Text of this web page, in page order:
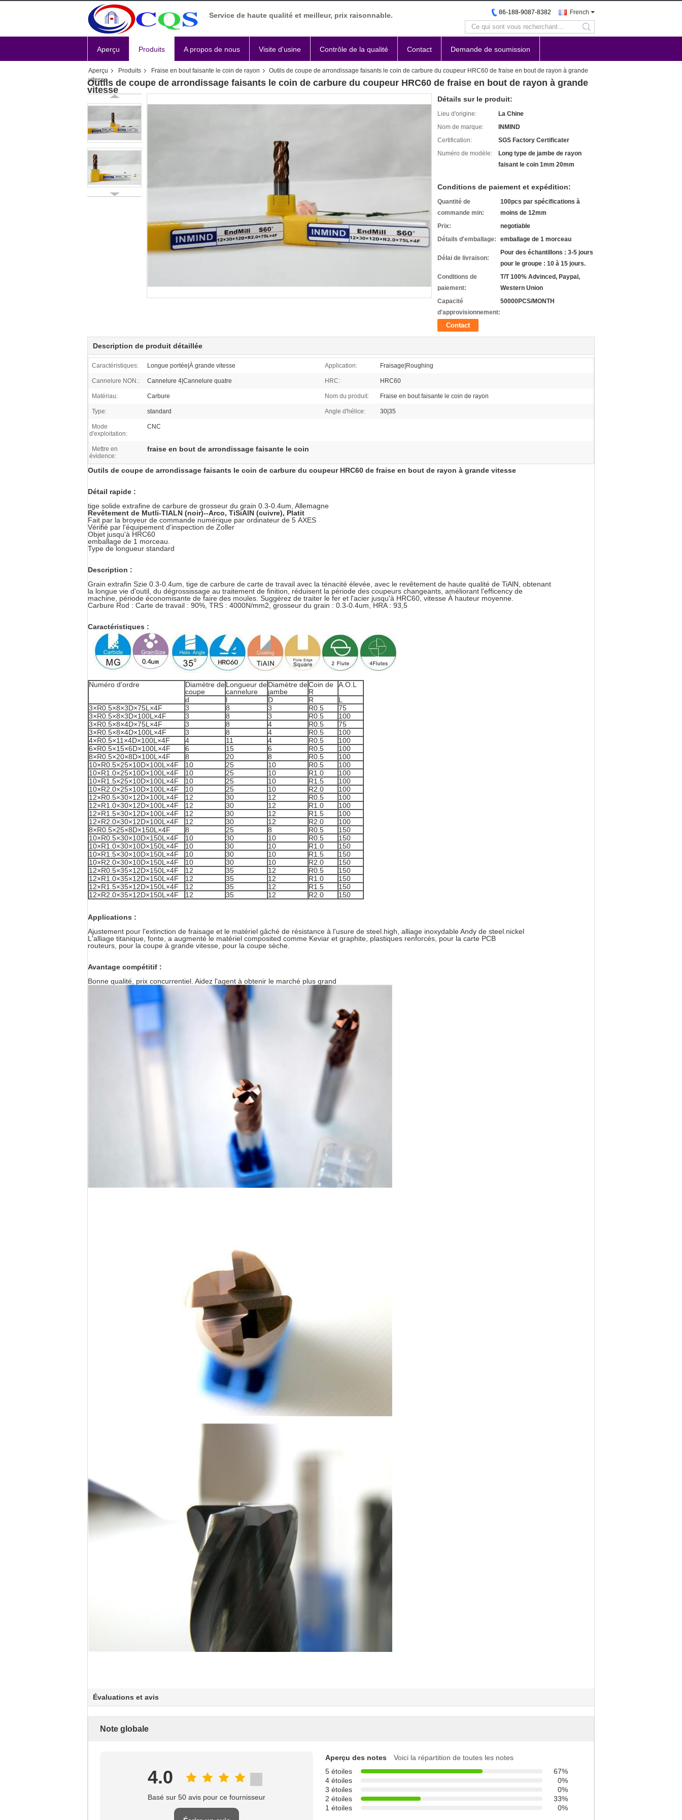
Service de haute qualité et meilleur, prix raisonnable. French
86-188-9087-8382
search
Aperçu Produits A propos de nous Visite d'usine Contrôle de la qualité Contact Demande de soumission
Aperçu Produits Fraise en bout faisante le coin de rayon
Outils de coupe de arrondissage faisants le coin de carbure du coupeur HRC60 de fraise en bout de rayon à grande
vitesse
Outils de coupe de arrondissage faisants le coin de carbure du coupeur HRC60 de fraise en bout de rayon à grande
vitesse
Détails sur le produit:
Lieu d'origine:
La Chine
Nom de marque:
INMIND
Certification:
SGS Factory Certificater
Numéro de modèle:
Long type de jambe de rayon
faisant le coin 1mm 20mm
Conditions de paiement et expédition:
Quantité de
commande min:
100pcs par spécifications à
moins de 12mm
Prix:
negotiable
Détails d'emballage:
emballage de 1 morceau
Délai de livraison:
Pour des échantillons : 3-5 jours
pour le groupe : 10 à 15 jours.
Conditions de
paiement:
T/T 100% Advinced, Paypal,
Western Union
Capacité
d'approvisionnement:
50000PCS/MONTH
Contact
Description de produit détaillée
Caractéristiques: Longue portée|À grande vitesse Application: Fraisage|Roughing
Cannelure NON.: Cannelure 4|Cannelure quatre HRC: HRC60
Matériau: Carbure Nom du produit: Fraise en bout faisante le coin de rayon
Type: standard Angle d'hélice: 30|35
Mode
d'exploitation:
CNC
Mettre en
évidence:
fraise en bout de arrondissage faisante le coin
Outils de coupe de arrondissage faisants le coin de carbure du coupeur HRC60 de fraise en bout de rayon à grande vitesse
Détail rapide :
tige solide extrafine de carbure de grosseur du grain 0.3-0.4um, Allemagne
Revêtement de Mutli-TIALN (noir)--Arco, TiSiAlN (cuivre), Platit
Fait par la broyeur de commande numérique par ordinateur de 5 AXES
Vérifié par l'équipement d'inspection de Zoller
Objet jusqu'à HRC60
emballage de 1 morceau.
Type de longueur standard
Description :
Grain extrafin Szie 0.3-0.4um, tige de carbure de carte de travail avec la ténacité élevée, avec le revêtement de haute qualité de TiAlN, obtenant
la longue vie d'outil, du dégrossissage au traitement de finition, réduisent la période des coupeurs changeants, améliorant l'efficency de
machine, période économisante de faire des moules. Suggérez de traiter le fer et l'acier jusqu'à HRC60, vitesse À hauteur moyenne.
Carbure Rod : Carte de travail : 90%, TRS : 4000N/mm2, grosseur du grain : 0.3-0.4um, HRA : 93,5
Caractéristiques :
Numéro d'ordre
Diamètre de
coupe
Longueur de
cannelure
Diamètre de
jambe
Coin de
R
A.O.L
d
l D R
L
3×R0.5×8×3D×75L×4F
3 8 3 R0.5
75
3×R0.5×8×3D×100L×4F
3 8 3 R0.5
100
3×R0.5×8×4D×75L×4F
3 8 4 R0.5
75
3×R0.5×8×4D×100L×4F
3 8 4 R0.5
100
4×R0.5×11×4D×100L×4F
4 11 4 R0.5
100
6×R0.5×15×6D×100L×4F
6 15 6 R0.5
100
8×R0.5×20×8D×100L×4F
8 20 8 R0.5
100
10×R0.5×25×10D×100L×4F
10 25 10 R0.5
100
10×R1.0×25×10D×100L×4F
10 25 10 R1.0
100
10×R1.5×25×10D×100L×4F
10 25 10 R1.5
100
10×R2.0×25×10D×100L×4F
10 25 10 R2.0
100
12×R0.5×30×12D×100L×4F
12 30 12 R0.5
100
12×R1.0×30×12D×100L×4F
12 30 12 R1.0
100
12×R1.5×30×12D×100L×4F
12 30 12 R1.5
100
12×R2.0×30×12D×100L×4F
12 30 12 R2.0
100
8×R0.5×25×8D×150L×4F
8 25 8 R0.5
150
10×R0.5×30×10D×150L×4F
10 30 10 R0.5
150
10×R1.0×30×10D×150L×4F
10 30 10 R1.0
150
10×R1.5×30×10D×150L×4F
10 30 10 R1.5
150
10×R2.0×30×10D×150L×4F
10 30 10 R2.0
150
12×R0.5×35×12D×150L×4F
12 35 12 R0.5
150
12×R1.0×35×12D×150L×4F
12 35 12 R1.0
150
12×R1.5×35×12D×150L×4F
12 35 12 R1.5
150
12×R2.0×35×12D×150L×4F
12 35 12 R2.0 150
Applications :
Ajustement pour l'extinction de fraisage et le matériel gâché de résistance à l'usure de steel.high, alliage inoxydable Andy de steel.nickel
L'alliage titanique, fonte, a augmenté le matériel composited comme Keviar et graphite, plastiques renforcés, pour la carte PCB
routeurs, pour la coupe à grande vitesse, pour la coupe sèche.
Avantage compétitif :
Bonne qualité, prix concurrentiel. Aidez l'agent à obtenir le marché plus grand
Évaluations et avis
Note globale
4.0
Basé sur 50 avis pour ce fournisseur
Aperçu des notes
Voici la répartition de toutes les notes
5 étoiles
67%
4 étoiles
0%
3 étoiles
0%
2 étoiles
33%
1 étoiles
0%